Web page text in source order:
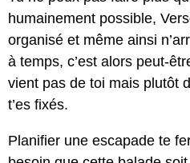
humainement possible,
organisé et même ainsi
à temps, c’est alors peut-
vient pas de toi mais plutôt
t’es fixés.
Planifier une escapade te